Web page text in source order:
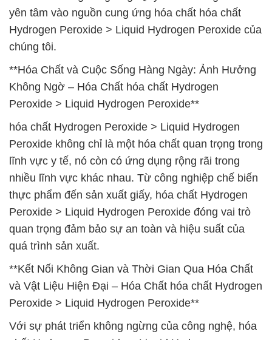
yên tâm vào nguồn cung ứng hóa chất hóa chất
Hydrogen Peroxide > Liquid Hydrogen Peroxide của
chúng tôi.
**Hóa Chất và Cuộc Sống Hàng Ngày: Ảnh Hưởng
Không Ngờ – Hóa Chất hóa chất Hydrogen
Peroxide > Liquid Hydrogen Peroxide**
hóa chất Hydrogen Peroxide > Liquid Hydrogen
Peroxide không chỉ là một hóa chất quan trọng trong
lĩnh vực y tế, nó còn có ứng dụng rộng rãi trong
nhiều lĩnh vực khác nhau. Từ công nghiệp chế biến
thực phẩm đến sản xuất giấy, hóa chất Hydrogen
Peroxide > Liquid Hydrogen Peroxide đóng vai trò
quan trọng đảm bảo sự an toàn và hiệu suất của
quá trình sản xuất.
**Kết Nối Không Gian và Thời Gian Qua Hóa Chất
và Vật Liệu Hiện Đại – Hóa Chất hóa chất Hydrogen
Peroxide > Liquid Hydrogen Peroxide**
Với sự phát triển không ngừng của công nghệ, hóa